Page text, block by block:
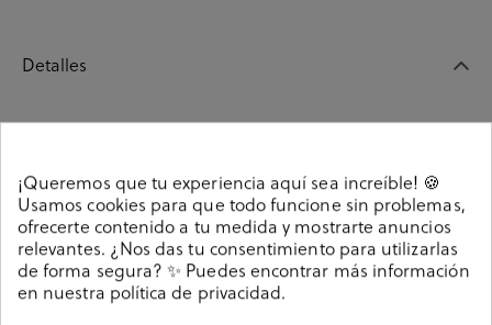
Detalles
India
Referencia210124
Guía de tallas
¡Queremos que tu experiencia aquí sea increíble! 🍪
Usamos cookies para que todo funcione sin problemas,
ofrecerte contenido a tu medida y mostrarte anuncios
relevantes. ¿Nos das tu consentimiento para utilizarlas
de forma segura? ✨ Puedes encontrar más información
en nuestra política de privacidad.